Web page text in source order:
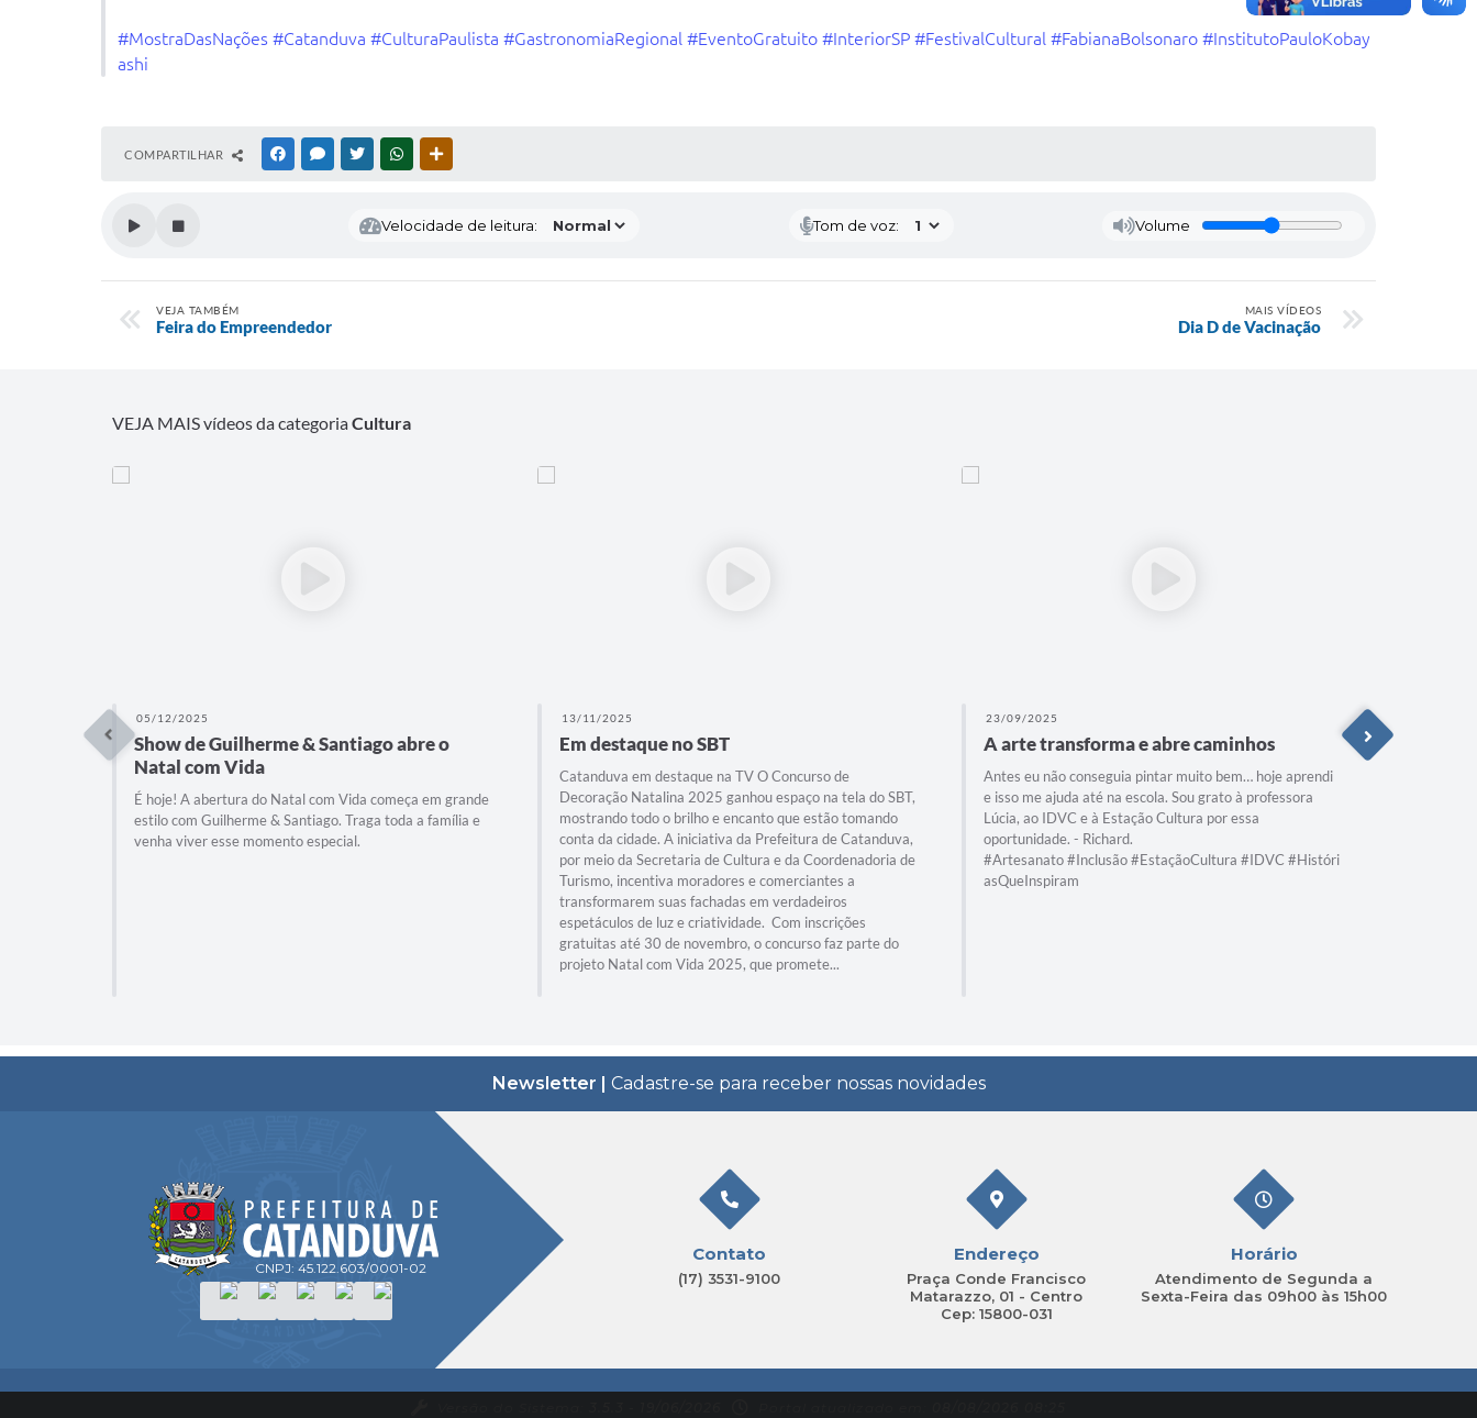
#MostraDasNações #Catanduva #CulturaPaulista #GastronomiaRegional #EventoGratuito #InteriorSP #FestivalCultural #FabianaBolsonaro #InstitutoPauloKobay
ashi
COMPARTILHAR FACEBOOKMESSENGER
TWITTERWHATSAPP
Velocidade de leitura: Tom de voz: Volume
VEJA TAMBÉM
Feira do Empreendedor
MAIS VÍDEOS
Dia D de Vacinação
VEJA MAIS vídeos da categoriaCultura
05/12/2025
Show de Guilherme & Santiago abre o
Natal com Vida
É hoje! A abertura do Natal com Vida começa em grande
estilo com Guilherme & Santiago. Traga toda a família e
venha viver esse momento especial.
13/11/2025
Em destaque no SBT
Catanduva em destaque na TV O Concurso de
Decoração Natalina 2025 ganhou espaço na tela do SBT,
mostrando todo o brilho e encanto que estão tomando
conta da cidade. A iniciativa da Prefeitura de Catanduva,
por meio da Secretaria de Cultura e da Coordenadoria de
Turismo, incentiva moradores e comerciantes a
transformarem suas fachadas em verdadeiros
espetáculos de luz e criatividade. Com inscrições
gratuitas até 30 de novembro, o concurso faz parte do
projeto Natal com Vida 2025, que promete...
23/09/2025
A arte transforma e abre caminhos
Antes eu não conseguia pintar muito bem… hoje aprendi
e isso me ajuda até na escola. Sou grato à professora
Lúcia, ao IDVC e à Estação Cultura por essa
oportunidade. - Richard.
#Artesanato #Inclusão #EstaçãoCultura #IDVC #Históri
asQueInspiram
Newsletter | Cadastre-se para receber nossas novidades
CNPJ: 45.122.603/0001-02
Contato
(17) 3531-9100
Endereço
Praça Conde Francisco
Matarazzo, 01 - Centro
Cep: 15800-031
Horário
Atendimento de Segunda a
Sexta-Feira das 09h00 às 15h00